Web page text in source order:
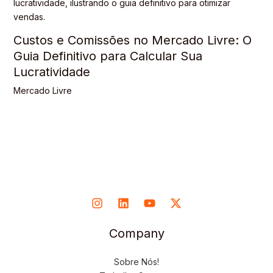
Custos e Comissões no Mercado Livre: O
Guia Definitivo para Calcular Sua
Lucratividade
Mercado Livre
Company
Sobre Nós!